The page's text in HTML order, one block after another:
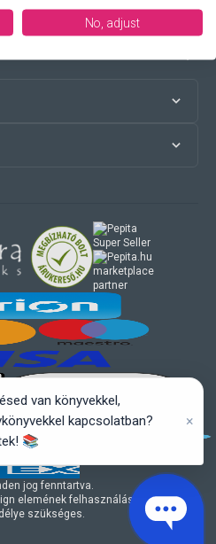
jog fenntartva.
elemének felhasználásához a Libra
szükséges.
marketplace
partner
No, adjust
van könyvekkel,
kapcsolatban?
📚
×